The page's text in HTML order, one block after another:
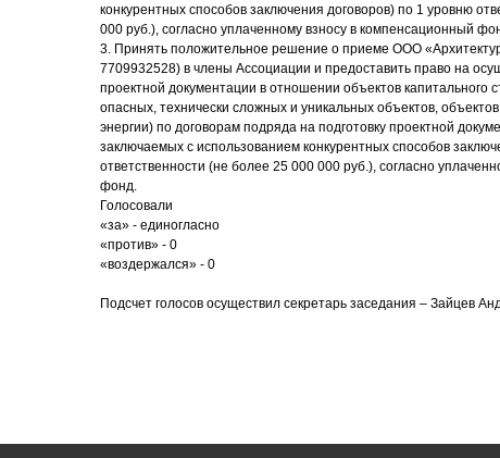
конкурентных способов заключения договоров) по 1 уровню
000 руб.), согласно уплаченному взносу в компенсационный
3. Принять положительное решение о приеме ООО
7709932528) в члены Ассоциации и предоставить право на
проектной документации в отношении объектов капитального
опасных, технически сложных и уникальных объектов,
энергии) по договорам подряда на подготовку проектной
заключаемых с использованием конкурентных способов
ответственности (не более 25 000 000 руб.), согласно
фонд.
Голосовали
«за» - единогласно
«против» - 0
«воздержался» - 0
Подсчет голосов осуществил секретарь заседания – Зайцев